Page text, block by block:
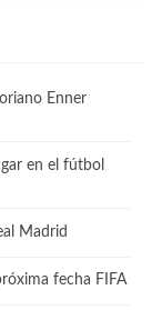
Enner
en el fútbol
Madrid
fecha FIFA